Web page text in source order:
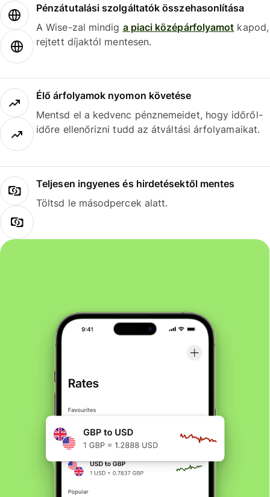
Pénzátutalási szolgáltatók összehasonlítása
A Wise-zal mindig a piaci középárfolyamot kapod,
rejtett díjaktól mentesen.
Élő árfolyamok nyomon követése
Mentsd el a kedvenc pénznemeidet, hogy időről-
időre ellenőrizni tudd az átváltási árfolyamaikat.
Teljesen ingyenes és hirdetésektől mentes
Töltsd le másodpercek alatt.